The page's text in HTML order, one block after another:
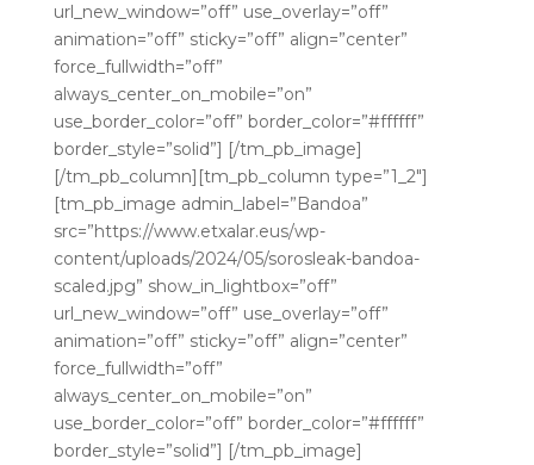
url_new_window=”off” use_overlay=”off”
animation=”off” sticky=”off” align=”center”
force_fullwidth=”off”
always_center_on_mobile=”on”
use_border_color=”off” border_color=”#ffffff”
border_style=”solid”] [/tm_pb_image]
[/tm_pb_column][tm_pb_column type=”1_2″]
[tm_pb_image admin_label=”Bandoa”
src=”https://www.etxalar.eus/wp-
content/uploads/2024/05/sorosleak-bandoa-
scaled.jpg” show_in_lightbox=”off”
url_new_window=”off” use_overlay=”off”
animation=”off” sticky=”off” align=”center”
force_fullwidth=”off”
always_center_on_mobile=”on”
use_border_color=”off” border_color=”#ffffff”
border_style=”solid”] [/tm_pb_image]